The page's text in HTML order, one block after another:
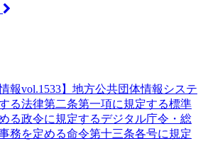
報vol.1533】地方公共団体情報システ
る法律第二条第一項に規定する標準
る政令に規定するデジタル庁令・総
務を定める命令第十三条各号に規定